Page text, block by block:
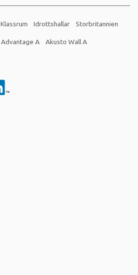
Klassrum Idrottshallar Storbritannien
Advantage A Akusto Wall A